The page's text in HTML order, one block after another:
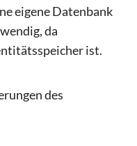
eigene Datenbank
da
ist.
des